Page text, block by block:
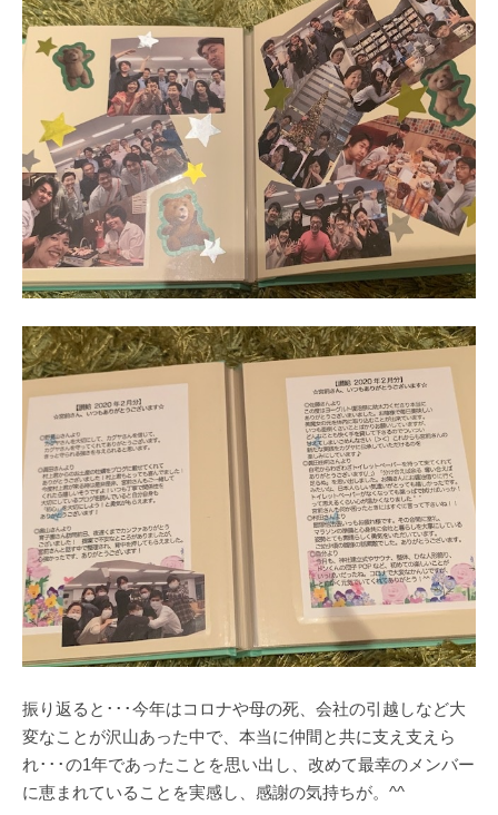
振り返ると･･･今年はコロナや母の死、会社の引越しなど大
変なことが沢山あった中で、本当に仲間と共に支え支えら
れ･･･の1年であったことを思い出し、改めて最幸のメンバー
に恵まれていることを実感し、感謝の気持ちが。^^